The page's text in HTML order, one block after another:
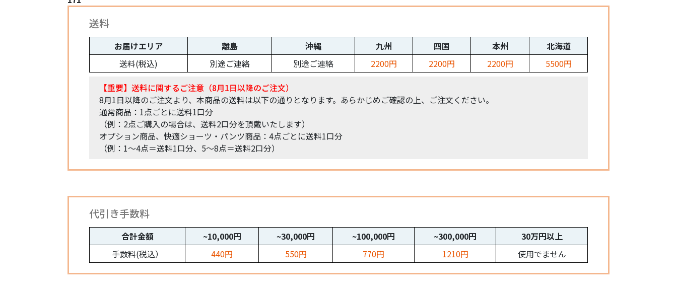
送料
お届けエリア 離島 沖縄 九州 四国 本州
北海道
送料(税込)
別途ご連絡 別途ご連絡 2200円 2200円 2200円
5500円
【重要】送料に関するご注意（8月1日以降のご注文）
8月1日以降のご注文より、本商品の送料は以下の通りとなります。あらかじめご確認の上、ご注文ください。
通常商品：1点ごとに送料1口分
（例：2点ご購入の場合は、送料2口分を頂戴いたします）
オプション商品、快適ショーツ・パンツ商品：4点ごとに送料1口分
（例：1〜4点＝送料1口分、5〜8点＝送料2口分）
代引き手数料
合計金額 ~10,000円 ~30,000円 ~100,000円 ~300,000円
30万円以上
手数料(税込）
440円 550円 770円 1210円 使用でません